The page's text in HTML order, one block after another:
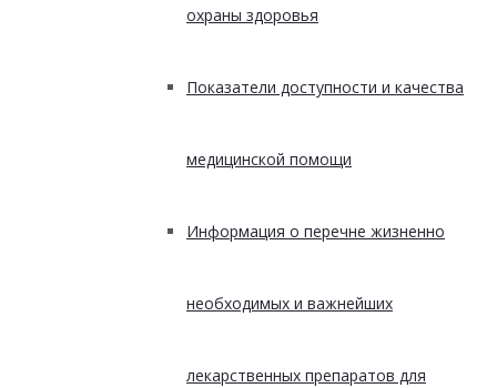
охраны здоровья
Показатели доступности и качества
медицинской помощи
Информация о перечне жизненно
необходимых и важнейших
лекарственных препаратов для